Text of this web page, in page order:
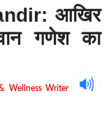
आखिर
गणेश का
Wellness Writer